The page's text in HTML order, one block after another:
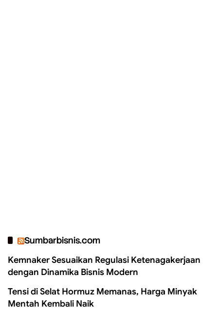
Sumbarbisnis.com
Kemnaker Sesuaikan Regulasi Ketenagakerjaan
dengan Dinamika Bisnis Modern
Tensi di Selat Hormuz Memanas, Harga Minyak
Mentah Kembali Naik